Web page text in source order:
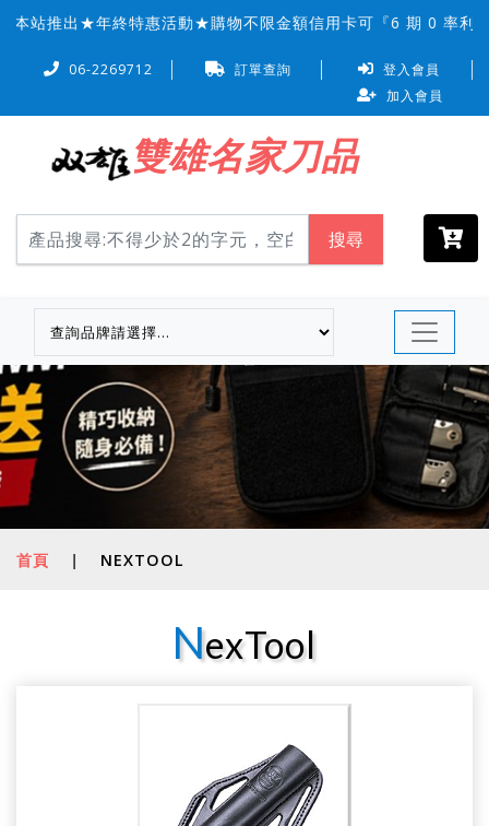
站推出★年終特惠活動★購物不限金額信用卡可『6 期 0 率利
06-2269712 訂單查詢
登入會員
加入會員
雙雄名家刀品
搜尋
首頁 | NEXTOOL
NexTool